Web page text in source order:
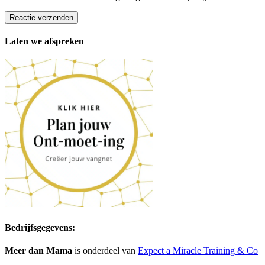
Reactie verzenden
Laten we afspreken
Bedrijfsgegevens:
Meer dan Mama is onderdeel van Expect a Miracle Training & Co